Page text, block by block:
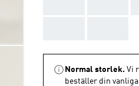
Normal storlek. Vi
beställer din